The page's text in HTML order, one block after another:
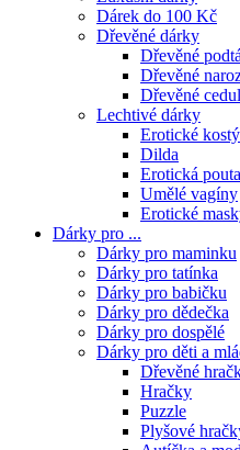
Dárek do 100 Kč
Dřevěné dárky
Dřevěné
Dřevěné
Dřevěné
Lechtivé dárky
Erotické
Dilda
Erotická pouta
Umělé vagíny
Erotické
Dárky pro ...
Dárky pro maminku
Dárky pro tatínka
Dárky pro babičku
Dárky pro dědečka
Dárky pro dospělé
Dárky pro děti a
Dřevěné
Hračky
Puzzle
Plyšové